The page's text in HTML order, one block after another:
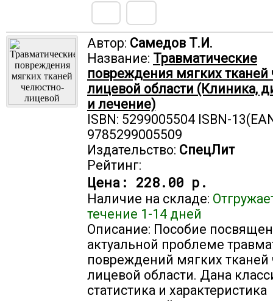
Автор: Самедов Т.И.
Название: Травматические
повреждения мягких тканей
лицевой области (Клиника,
и лечение)
ISBN: 5299005504 ISBN-
9785299005509
Издательство: СпецЛит
Рейтинг:
Цена: 228.00 р.
Наличие на складе:
течение 1-14 дней
Описание: Пособие
актуальной проблеме
повреждений мягких
лицевой области. Дана
статистика и характеристика